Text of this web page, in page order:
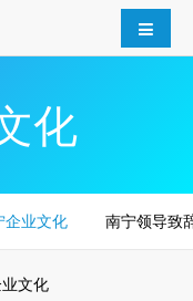
化
企业文化 南宁领导致
文化